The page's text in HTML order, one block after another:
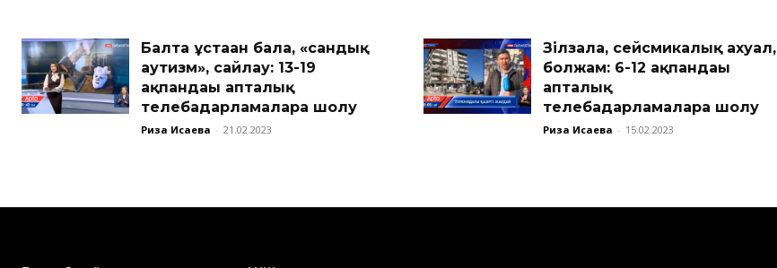
Балта ұстаған бала, «сандық
аутизм», сайлау: 13-19
ақпандағы апталық
телебағдарламаларға шолу
Риза Исаева - 21.02.2023
Зілзала, сейсмикалық ахуал,
болжам: 6-12 ақпандағы
апталық
телебағдарламаларға шолу
Риза Исаева - 15.02.2023